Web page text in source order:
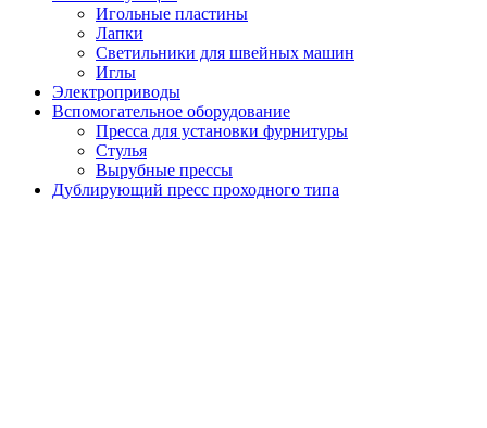
Игольные пластины
Лапки
Светильники для швейных машин
Иглы
Электроприводы
Вспомогательное оборудование
Пресса для установки фурнитуры
Стулья
Вырубные прессы
Дублирующий пресс проходного типа